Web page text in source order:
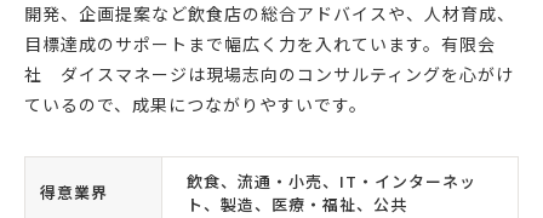
開発、企画提案など飲食店の総合アドバイスや、人材育成、
目標達成のサポートまで幅広く力を入れています。有限会
社 ダイスマネージは現場志向のコンサルティングを心がけ
ているので、成果につながりやすいです。
得意業界
飲食、流通・小売、IT・インターネッ
ト、製造、医療・福祉、公共